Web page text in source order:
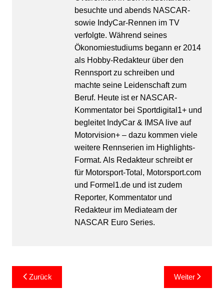
besuchte und abends NASCAR-
sowie IndyCar-Rennen im TV
verfolgte. Während seines
Ökonomiestudiums begann er 2014
als Hobby-Redakteur über den
Rennsport zu schreiben und
machte seine Leidenschaft zum
Beruf. Heute ist er NASCAR-
Kommentator bei Sportdigital1+ und
begleitet IndyCar & IMSA live auf
Motorvision+ – dazu kommen viele
weitere Rennserien im Highlights-
Format. Als Redakteur schreibt er
für Motorsport-Total, Motorsport.com
und Formel1.de und ist zudem
Reporter, Kommentator und
Redakteur im Mediateam der
NASCAR Euro Series.
Beitragsnavigation
Zurück Weiter